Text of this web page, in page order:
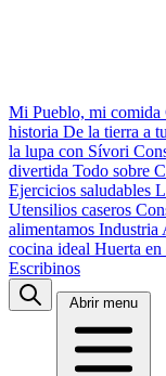
Mi Pueblo, mi comida
historia De la tierra a
la lupa con Sívori
divertida Todo sobre
Ejercicios saludables
Utensilios caseros
alimentamos Industria
cocina ideal Huerta en
Escribinos
Abrir menu